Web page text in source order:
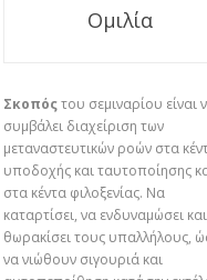
Ομιλία
Σκοπόςτου σεμιναρίου είναι
συμβάλει διαχείριση των
μεταναστευτικών ροών στα
υποδοχής και ταυτοποίησης
στα κέντα φιλοξενίας. Να
καταρτίσει, να ενδυναμώσει
θωρακίσει τους υπαλλήλους,
να νιώθουν σιγουριά και